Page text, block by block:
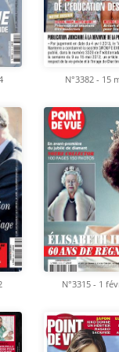
N°3382 - 15
N°3315 - 1